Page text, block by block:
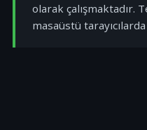
olarak çalışmaktadır.
masaüstü